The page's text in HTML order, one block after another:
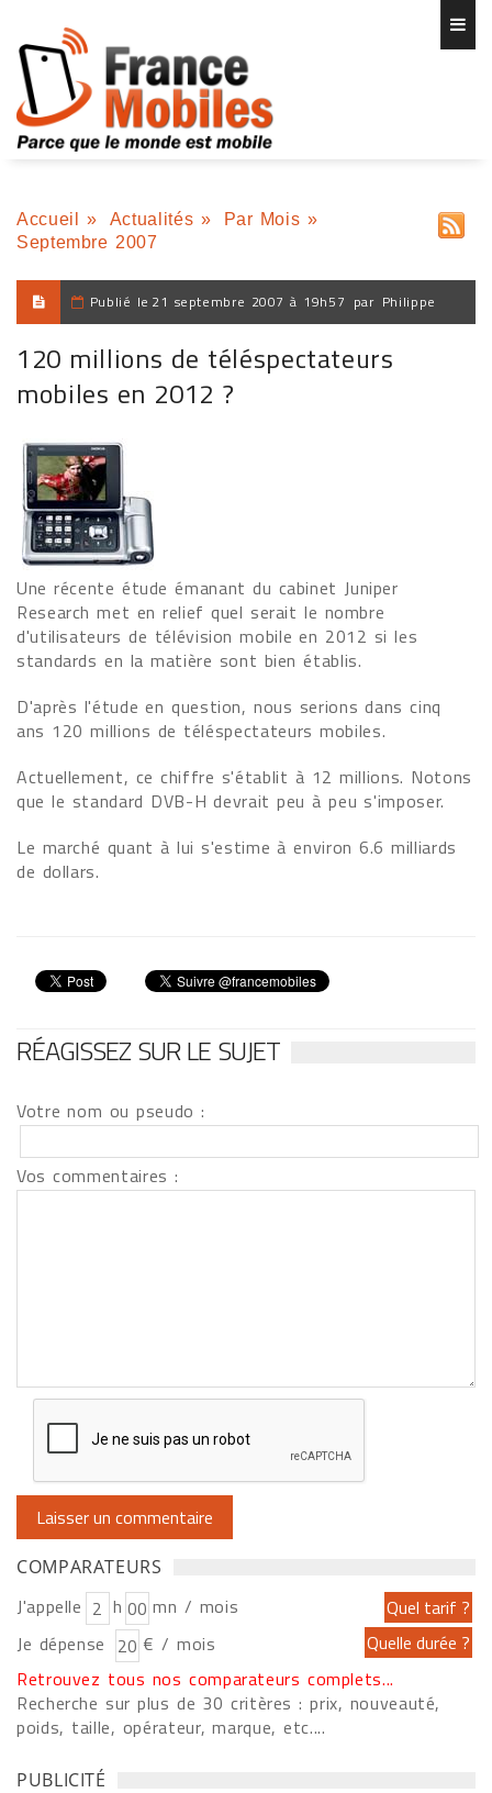
Accueil » Actualités » Par Mois »
Septembre 2007
Publié le 21 septembre 2007 à 19h57 par Philippe
120 millions de téléspectateurs
mobiles en 2012 ?
Une récente étude émanant du cabinet Juniper
Research met en relief quel serait le nombre
d'utilisateurs de télévision mobile en 2012 si les
standards en la matière sont bien établis.
D'après l'étude en question, nous serions dans cinq
ans 120 millions de téléspectateurs mobiles.
Actuellement, ce chiffre s'établit à 12 millions. Notons
que le standard DVB-H devrait peu à peu s'imposer.
Le marché quant à lui s'estime à environ 6.6 milliards
de dollars.
RÉAGISSEZ SUR LE SUJET
Votre nom ou pseudo :
Vos commentaires :
COMPARATEURS
J'appelle h
mn / mois
Je dépense
€ / mois
Retrouvez tous nos comparateurs complets...
Recherche sur plus de 30 critères : prix, nouveauté,
poids, taille, opérateur, marque, etc....
PUBLICITÉ